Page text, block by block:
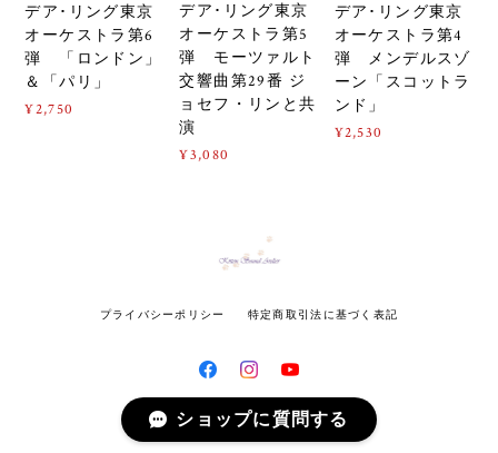
デア･リング東京
オーケストラ第6
弾 「ロンドン」
＆「パリ」
¥2,750
デア･リング東京
オーケストラ第5
弾 モーツァルト
交響曲第29番 ジ
ョセフ・リンと共
演
¥3,080
デア･リング東京
オーケストラ第4
弾 メンデルスゾ
ーン「スコットラ
ンド」
¥2,530
プライバシーポリシー 特定商取引法に基づく表記
© Kitten Sound Atelier All rights reserved.
ショップに質問する